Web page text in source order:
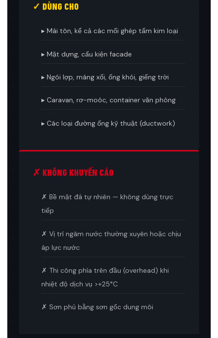
✓ DÙNG CHO
▸ Mái tôn, kể cả các mối ghép tấm kim loại
▸ Mặt dựng, cấu kiện facade
▸ Ngói lợp, máng xối, ống khói, giếng trời
▸ Caravan, rơ-moóc, container văn phòng
▸ Các loại đường ống kỹ thuật (ductwork)
✗ KHÔNG KHUYẾN CÁO
✗ Bề mặt đá tự nhiên — không dùng trực
tiếp
✗ Vị trí ngâm nước thường xuyên hoặc chịu
áp lực nước
✗ Thi công phía trên đầu (overhead) khi
nhiệt độ dịch vụ >+25°C
✗ Sơn phủ bằng sơn gốc dung môi